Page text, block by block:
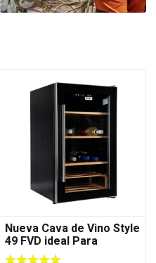
Nueva Cava de Vino Style
49 FVD ideal Para
Departamento